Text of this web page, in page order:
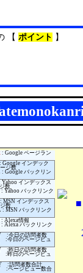
【 ポイント 】
: Google ページラン
Google インデック
ジ数
: Google バックリン
Yahoo インデックス
数
Yahoo バックリンク
MSN インデックス
数
: MSN バックリンク
Alexa情報
Alexa バックリンク
:今日の訪問者数
:今日のページビュ
:昨日の訪問者数
:昨日のページビュ
:訪問者数合計
:ページビュー数合